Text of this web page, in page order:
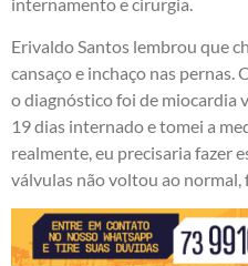
Erivaldo Santos lembrou que
cansaço e inchaço nas pernas.
o diagnóstico foi de miocardia
19 dias internado e tomei a
realmente, eu precisaria fazer
válvulas não voltou ao normal,